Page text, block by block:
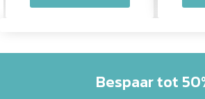
Bespaar tot